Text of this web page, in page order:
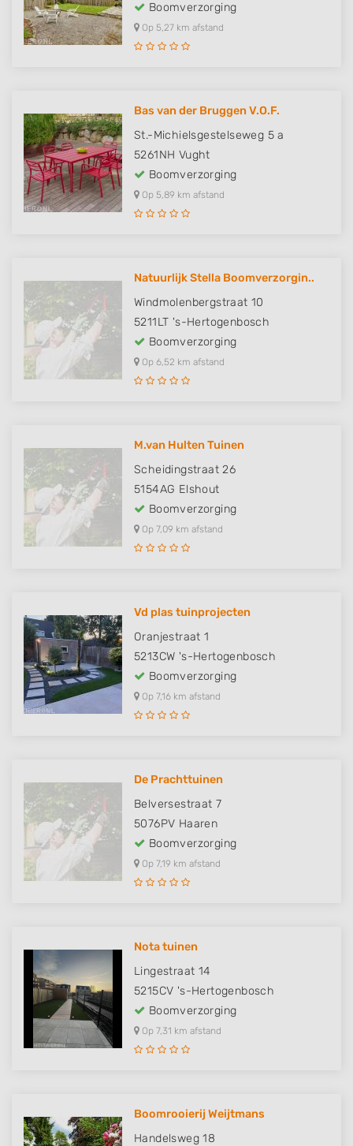
Boomverzorging
Op 5,27 km afstand
Bas van der Bruggen V.O.F.
St.-Michielsgestelseweg 5 a
5261NH Vught
Boomverzorging
Op 5,89 km afstand
Natuurlijk Stella Boomverzorgin..
Windmolenbergstraat 10
5211LT 's-Hertogenbosch
Boomverzorging
Op 6,52 km afstand
M.van Hulten Tuinen
Scheidingstraat 26
5154AG Elshout
Boomverzorging
Op 7,09 km afstand
Vd plas tuinprojecten
Oranjestraat 1
5213CW 's-Hertogenbosch
Boomverzorging
Op 7,16 km afstand
De Prachttuinen
Belversestraat 7
5076PV Haaren
Boomverzorging
Op 7,19 km afstand
Nota tuinen
Lingestraat 14
5215CV 's-Hertogenbosch
Boomverzorging
Op 7,31 km afstand
Boomrooierij Weijtmans
Handelsweg 18